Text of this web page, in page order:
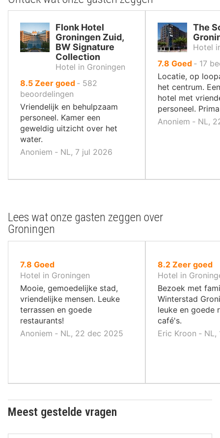
Flonk Hotel
Groningen Zuid,
BW Signature
Collection
Hotel in Groningen
8.5uit
10
,
Zeer goed ‐ 582
beoordelingen
Vriendelijk en behulpzaam
personeel. Kamer een
geweldig uitzicht over het
water.
Anoniem ‐ NL, 7 jul 2026
The
Hotel
7.8 uit
10
Goed ‐ 17
Locatie, op
het centrum.
hotel met
personeel.
Anoniem ‐ NL,
Lees wat onze gasten zeggen over
Groningen
7.8 uit
10
,
Goed
Hotel in Groningen
Mooie, gemoedelijke stad,
vriendelijke mensen. Leuke
terrassen en goede
restaurants!
Anoniem ‐ NL, 22 dec 2025
8.2 uit
10
,
Zeer goed
Hotel in
Bezoek met
Winterstad
leuke en goede
café's.
Eric Kroon ‐
Meest gestelde vragen